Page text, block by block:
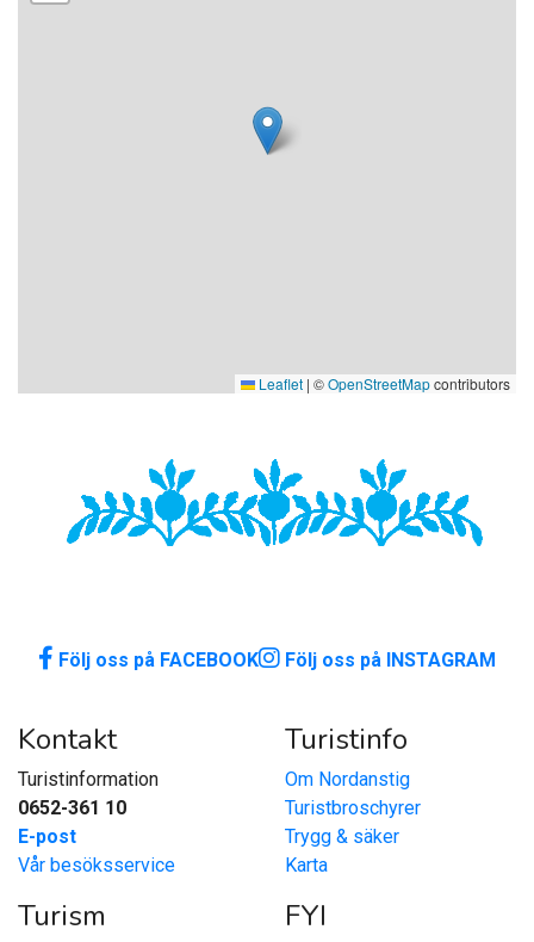
Leaflet | ©OpenStreetMapcontributors
Följ oss på FACEBOOK Följ oss på INSTAGRAM
Kontakt
Turistinformation
0652-361 10
E-post
Vår besöksservice
Turistinfo
Om Nordanstig
Turistbroschyrer
Trygg & säker
Karta
Turism FYI